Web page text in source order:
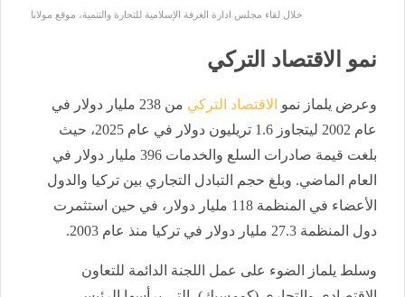
خلال لقاء مجلس ادارة الغرفة الإسلامية للتجارة والتنمية، موقع مولانا
نمو الاقتصاد التركي
وعرض يلماز نمو الاقتصاد التركي
من 238 مليار دولار في
عام 2002 ليتجاوز 1.6 تريليون دولار في عام 2025، حيث
بلغت قيمة صادرات السلع والخدمات 396 مليار دولار في
العام الماضي. وبلغ حجم التبادل التجاري بين تركيا والدول
الأعضاء في المنظمة 118 مليار دولار، في حين استثمرت
دول المنظمة 27.3 مليار دولار في تركيا منذ عام 2003.
وسلط يلماز الضوء على عمل اللجنة الدائمة للتعاون